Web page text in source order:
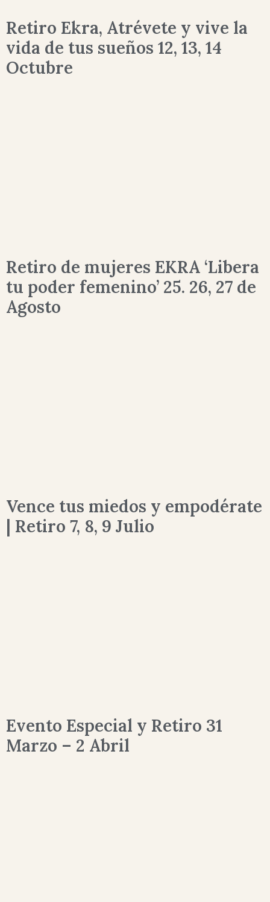
Retiro Ekra, Atrévete y vive la
vida de tus sueños 12, 13, 14
Octubre
Retiro de mujeres EKRA ‘Libera
tu poder femenino’ 25. 26, 27 de
Agosto
Vence tus miedos y empodérate
| Retiro 7, 8, 9 Julio
Evento Especial y Retiro 31
Marzo – 2 Abril